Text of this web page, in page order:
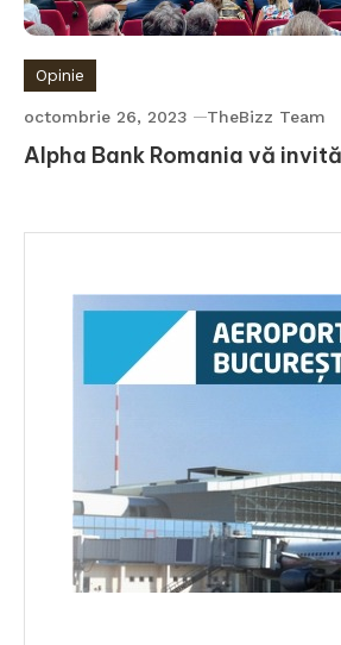
Opinie
octombrie 26, 2023 TheBizz Team
Alpha Bank Romania vă